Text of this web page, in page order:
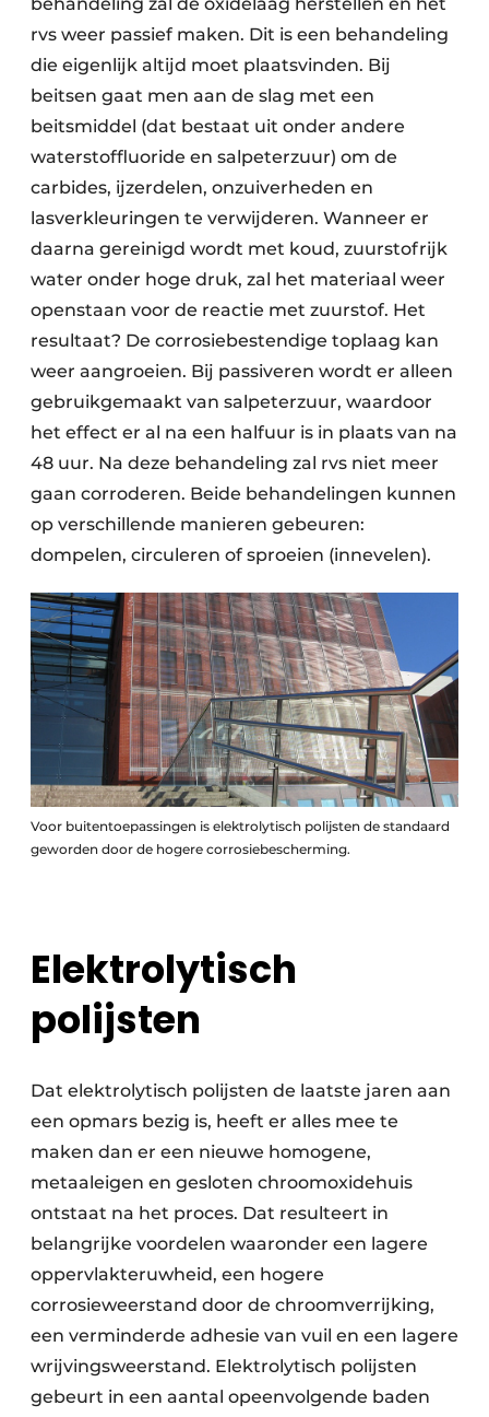
rvs weer passief maken. Dit is een behandeling
die eigenlijk altijd moet plaatsvinden. Bij
beitsen gaat men aan de slag met een
beitsmiddel (dat bestaat uit onder andere
waterstoffluoride en salpeterzuur) om de
carbides, ijzerdelen, onzuiverheden en
lasverkleuringen te verwijderen. Wanneer er
daarna gereinigd wordt met koud, zuurstofrijk
water onder hoge druk, zal het materiaal weer
openstaan voor de reactie met zuurstof. Het
resultaat? De corrosiebestendige toplaag kan
weer aangroeien. Bij passiveren wordt er alleen
gebruikgemaakt van salpeterzuur, waardoor
het effect er al na een halfuur is in plaats van na
48 uur. Na deze behandeling zal rvs niet meer
gaan corroderen. Beide behandelingen kunnen
op verschillende manieren gebeuren:
dompelen, circuleren of sproeien (innevelen).
Voor buitentoepassingen is elektrolytisch polijsten de standaard
geworden door de hogere corrosiebescherming.
Elektrolytisch
polijsten
Dat elektrolytisch polijsten de laatste jaren aan
een opmars bezig is, heeft er alles mee te
maken dan er een nieuwe homogene,
metaaleigen en gesloten chroomoxidehuis
ontstaat na het proces. Dat resulteert in
belangrijke voordelen waaronder een lagere
oppervlakteruwheid, een hogere
corrosieweerstand door de chroomverrijking,
een verminderde adhesie van vuil en een lagere
wrijvingsweerstand. Elektrolytisch polijsten
gebeurt in een aantal opeenvolgende baden